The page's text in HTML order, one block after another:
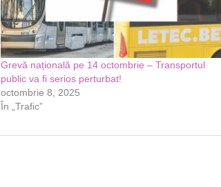
Grevă națională pe 14 octombrie – Transportul
public va fi serios perturbat!
octombrie 8, 2025
În „Trafic”